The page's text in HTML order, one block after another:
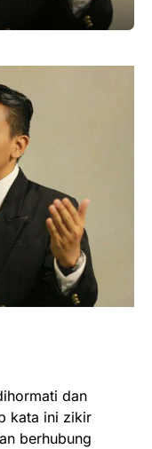
dan
kata ini zikir
berhubung